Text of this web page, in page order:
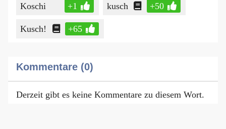
Koschi +1 kusch +50
Kusch! +65
Kommentare (0)
Derzeit gibt es keine Kommentare zu diesem Wort.